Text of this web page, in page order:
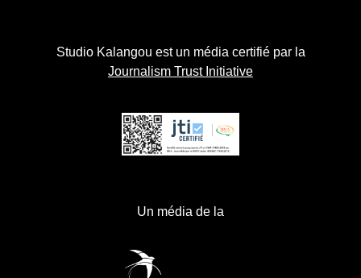
Studio Kalangou est un média certifié par la
Journalism Trust Initiative
Un média de la